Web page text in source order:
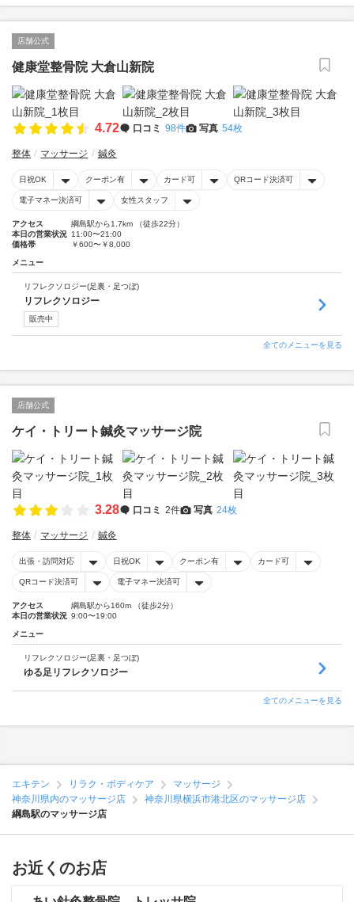
店舗公式
健康堂整骨院 大倉山新院
4.72 口コミ 98件 写真 54枚
整体 マッサージ 鍼灸
日祝OK クーポン有 カード可 QRコード決済可
電子マネー決済可 女性スタッフ
アクセス
綱島駅から1.7km （徒歩22分）
本日の営業状況 11:00〜21:00
価格帯
￥600〜￥8,000
メニュー
リフレクソロジー(足裏・足つぼ)
リフレクソロジー
販売中
全てのメニューを見る
店舗公式
ケイ・トリート鍼灸マッサージ院
3.28 口コミ 2件 写真 24枚
整体 マッサージ 鍼灸
出張・訪問対応 日祝OK クーポン有 カード可
QRコード決済可 電子マネー決済可
アクセス
綱島駅から160m （徒歩2分）
本日の営業状況 9:00〜19:00
メニュー
リフレクソロジー(足裏・足つぼ)
ゆる足リフレクソロジー
全てのメニューを見る
エキテン リラク・ボディケア
マッサージ
神奈川県内のマッサージ店
神奈川県横浜市港北区のマッサージ店
綱島駅のマッサージ店
お近くのお店